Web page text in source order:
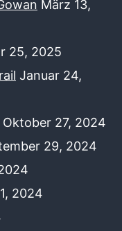
März 13,
25, 2025
Januar 24,
Oktober 27, 2024
29, 2024
2024